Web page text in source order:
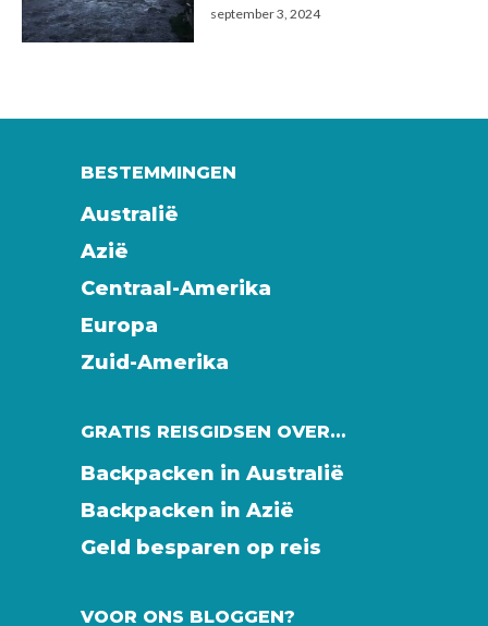
september 3, 2024
BESTEMMINGEN
Australië
Azië
Centraal-Amerika
Europa
Zuid-Amerika
GRATIS REISGIDSEN OVER…
Backpacken in Australië
Backpacken in Azië
Geld besparen op reis
VOOR ONS BLOGGEN?